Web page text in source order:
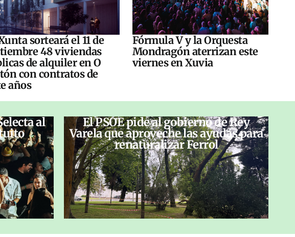
sorteará el 11 de
48 viviendas
de alquiler en O
con contratos de
años
Fórmula V y la Orquesta
Mondragón aterrizan este
viernes en Xuvia
al El PSOE pide al gobierno de Rey
Varela que aproveche las ayudas para
renaturalizar Ferrol